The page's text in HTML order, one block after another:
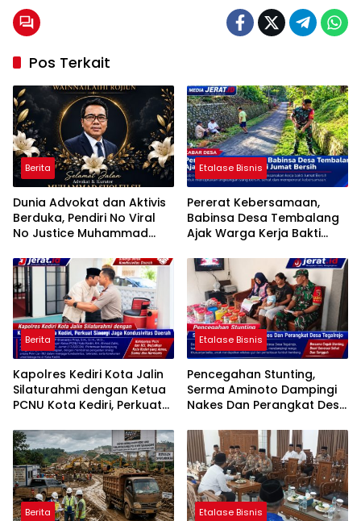
Pos Terkait
Berita
Dunia Advokat dan Aktivis
Berduka, Pendiri No Viral
No Justice Muhammad
Etalase Bisnis
Pererat Kebersamaan,
Babinsa Desa Tembalang
Ajak Warga Kerja Bakti
Berita
Kapolres Kediri Kota Jalin
Silaturahmi dengan Ketua
PCNU Kota Kediri, Perkuat
Daerah
Etalase Bisnis
Pencegahan Stunting,
Serma Aminoto Dampingi
Nakes Dan Perangkat Desa
Berita Etalase Bisnis